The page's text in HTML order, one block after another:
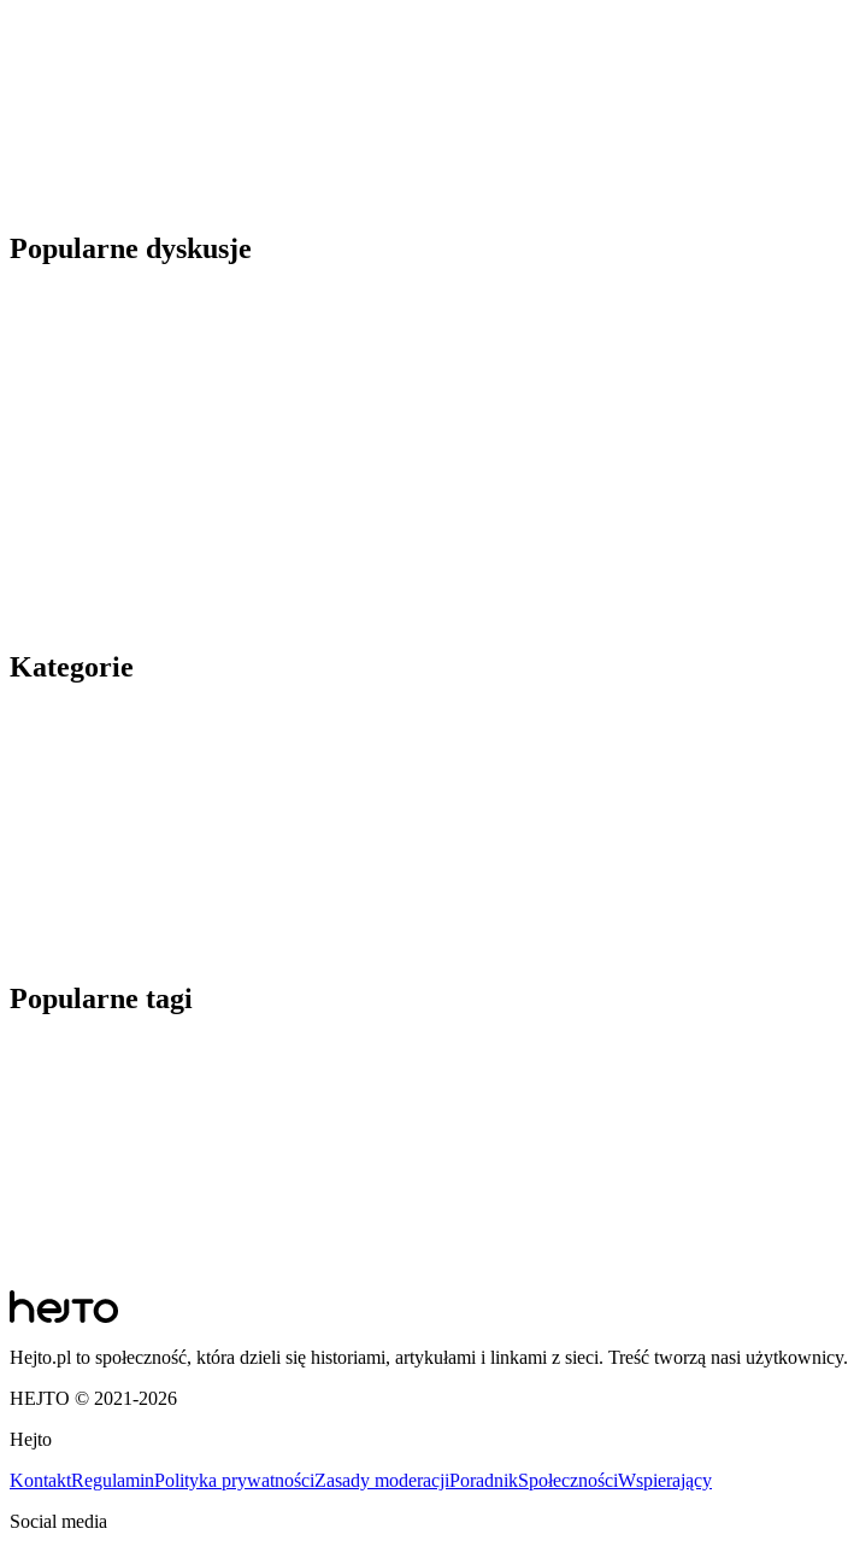
Popularne dyskusje
Kategorie
Popularne tagi
Hejto.pl to społeczność, która dzieli się historiami, artykułami i linkami z sieci. Treść tworzą nasi użytkownicy.
HEJTO © 2021-2026
Hejto
KontaktRegulaminPolityka prywatnościZasady moderacjiPoradnikSpołecznościWspierający
Social media